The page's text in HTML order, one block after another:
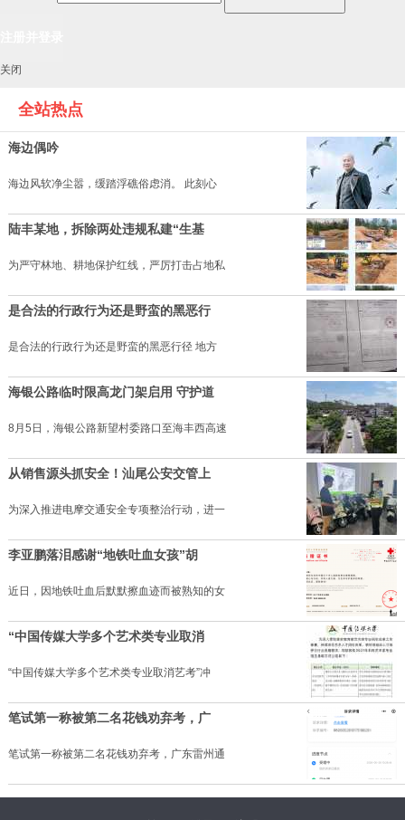
关闭
全站热点
海边偶吟
海边风软净尘嚣，缓踏浮礁俗虑消。 此刻心
陆丰某地，拆除两处违规私建“生基
为严守林地、耕地保护红线，严厉打击占地私
是合法的行政行为还是野蛮的黑恶行
是合法的行政行为还是野蛮的黑恶行径 地方
海银公路临时限高龙门架启用 守护道
8月5日，海银公路新望村委路口至海丰西高速
从销售源头抓安全！汕尾公安交管上
为深入推进电摩交通安全专项整治行动，进一
李亚鹏落泪感谢“地铁吐血女孩”胡
近日，因地铁吐血后默默擦血迹而被熟知的女
“中国传媒大学多个艺术类专业取消
“中国传媒大学多个艺术类专业取消艺考”冲
笔试第一称被第二名花钱劝弃考，广
笔试第一称被第二名花钱劝弃考，广东雷州通